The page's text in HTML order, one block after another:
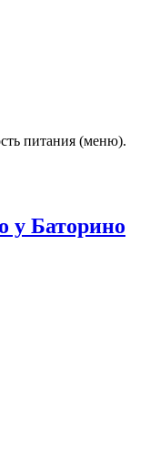
питания (меню).
у Баторино